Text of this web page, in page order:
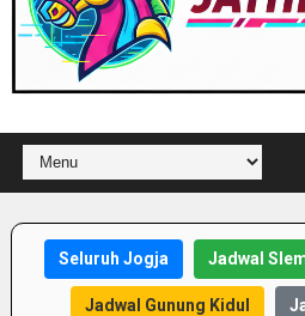
Seluruh Jogja Jadwal
Jadwal Gunung Kidul